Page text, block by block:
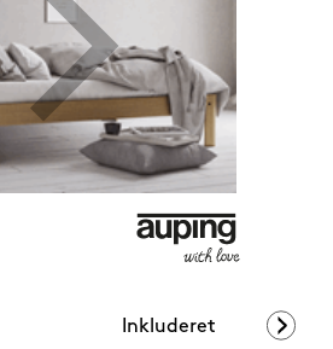
Inkluderet